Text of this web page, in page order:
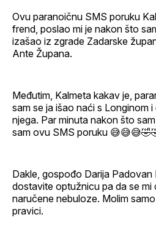
Ovu paranoičnu SMS poruku
frend, poslao mi je nakon što
izašao iz zgrade Zadarske
Ante Župana.
Međutim, Kalmeta kakav je,
sam se ja išao naći s Longinom
njega. Par minuta nakon što
sam ovu SMS poruku
Dakle, gospođo Darija
dostavite optužnicu pa da se
naručene nebuloze. Molim
pravici.